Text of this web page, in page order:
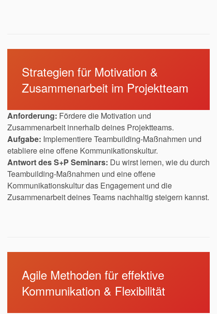
Strategien für Motivation &
Zusammenarbeit im Projektteam
Anforderung: Fördere die Motivation und
Zusammenarbeit innerhalb deines Projektteams.
Aufgabe: Implementiere Teambuilding-Maßnahmen und
etabliere eine offene Kommunikationskultur.
Antwort des S+P Seminars: Du wirst lernen, wie du durch
Teambuilding-Maßnahmen und eine offene
Kommunikationskultur das Engagement und die
Zusammenarbeit deines Teams nachhaltig steigern kannst.
Agile Methoden für effektive
Kommunikation & Flexibilität